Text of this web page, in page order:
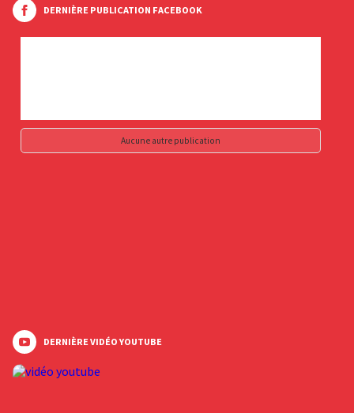
DERNIÈRE PUBLICATION FACEBOOK
Aucune autre publication
DERNIÈRE VIDÉO YOUTUBE